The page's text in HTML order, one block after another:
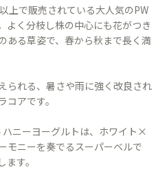
上で販売されている大人気のPW
よく分枝し株の中心にも花がつき
ある草姿で、春から秋まで長く満
られる、暑さや雨に強く改良され
アです。
ニーヨーグルトは、ホワイト×
モニーを奏でるスーパーベルで
す。